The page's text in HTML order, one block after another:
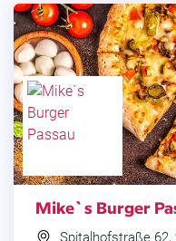
Mike`s Burger
Spitalhofstraße 62,